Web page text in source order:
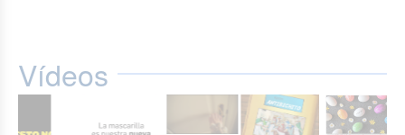
Vídeos